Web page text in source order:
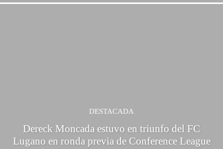
DESTACADA
Dereck Moncada estuvo en triunfo del FC
Lugano en ronda previa de Conference League